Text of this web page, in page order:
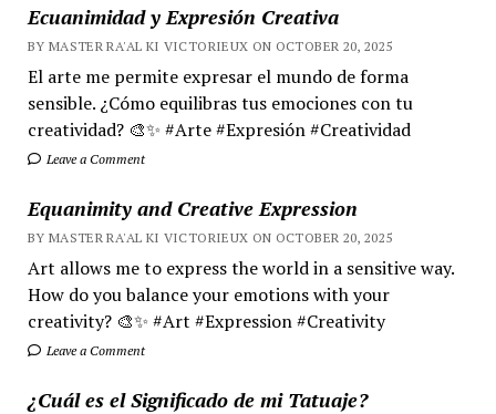
Ecuanimidad y Expresión Creativa
BY MASTER RA'AL KI VICTORIEUX ON OCTOBER 20, 2025
El arte me permite expresar el mundo de forma
sensible. ¿Cómo equilibras tus emociones con tu
creatividad? 🎨✨ #Arte #Expresión #Creatividad
Leave a Comment
Equanimity and Creative Expression
BY MASTER RA'AL KI VICTORIEUX ON OCTOBER 20, 2025
Art allows me to express the world in a sensitive way.
How do you balance your emotions with your
creativity? 🎨✨ #Art #Expression #Creativity
Leave a Comment
¿Cuál es el Significado de mi Tatuaje?